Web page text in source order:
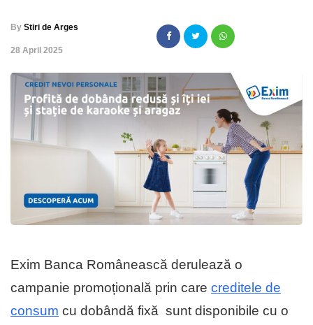
By Stiri de Arges
,28 April 2025
Exim Banca Românească derulează o
campanie promoțională prin care creditele de
consum cu dobândă fixă sunt disponibile cu o